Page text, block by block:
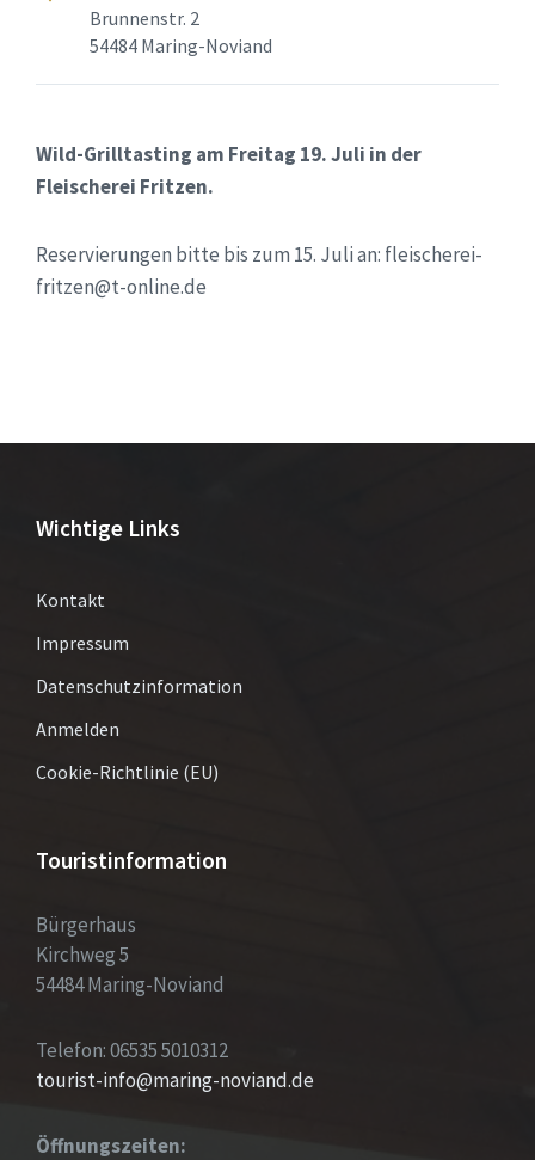
Brunnenstr. 2
54484 Maring-Noviand
Wild-Grilltasting am Freitag 19. Juli in der
Fleischerei Fritzen.
Reservierungen bitte bis zum 15. Juli an: fleischerei-
fritzen@t-online.de
Wichtige Links
Kontakt
Impressum
Datenschutzinformation
Anmelden
Cookie-Richtlinie (EU)
Touristinformation
Bürgerhaus
Kirchweg 5
54484 Maring-Noviand
Telefon: 06535 5010312
tourist-info@maring-noviand.de
Öffnungszeiten: